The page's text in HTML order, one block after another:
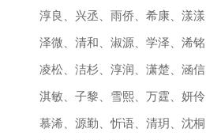
淳良、兴丞、雨侨、希康、漾漾
泽微、清和、淑源、学泽、浠铭
凌松、洁杉、淳润、潇楚、涵信
淇敏、子黎、雪熙、万霆、妍伶
慕浠、源勤、忻语、清玥、沈桐